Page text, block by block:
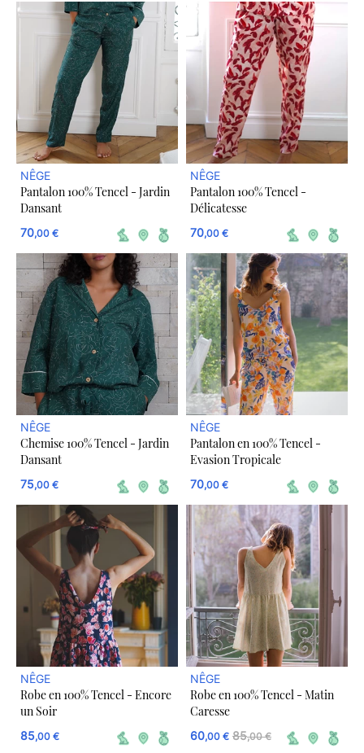
NÊGE
Pantalon 100% Tencel - Jardin
Dansant
70,00 €
NÊGE
Pantalon 100% Tencel -
Délicatesse
70,00 €
NÊGE
Chemise 100% Tencel - Jardin
Dansant
75,00 €
NÊGE
Pantalon en 100% Tencel -
Evasion Tropicale
70,00 €
NÊGE
Robe en 100% Tencel - Encore
un Soir
85,00 €
NÊGE
Robe en 100% Tencel - Matin
Caresse
60,00 € 85,00 €